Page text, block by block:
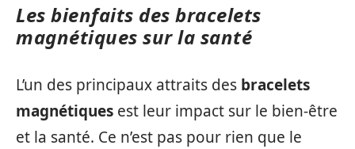
Les bienfaits des bracelets
magnétiques sur la santé
L’un des principaux attraits des bracelets
magnétiques est leur impact sur le bien-être
et la santé. Ce n’est pas pour rien que le